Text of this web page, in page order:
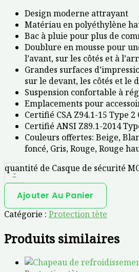
Design moderne attrayant
Matériau en polyéthylène
Bac à pluie pour plus de
Doublure en mousse pour
l’avant, sur les côtés et à
Grandes surfaces
sur le devant, les côtés et le
Suspension confortable à
Emplacements pour
Certifié CSA Z94.1-15 Type 2
Certifié ANSI Z89.1-2014
Couleurs offertes: Beige,
foncé, Gris, Rouge, Rouge
-
quantité de Casque de sécurité
Ajouter Au Panier
Catégorie : Protection tète
Produits similaires